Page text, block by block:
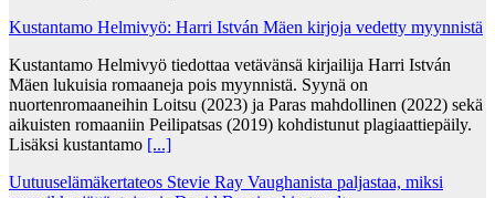
Kustantamo Helmivyö: Harri István Mäen kirjoja vedetty myynnistä
Kustantamo Helmivyö tiedottaa vetävänsä kirjailija Harri István
Mäen lukuisia romaaneja pois myynnistä. Syynä on
nuortenromaaneihin Loitsu (2023) ja Paras mahdollinen (2022) sekä
aikuisten romaaniin Peilipatsas (2019) kohdistunut plagiaattiepäily.
Lisäksi kustantamo [...]
Uutuuselämäkertateos Stevie Ray Vaughanista paljastaa, miksi